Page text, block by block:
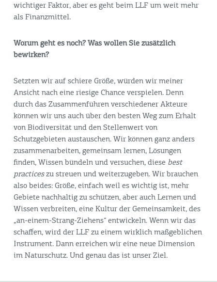
wichtiger Faktor, aber es geht beim LLF um weit mehr
als Finanzmittel.
Worum geht es noch? Was wollen Sie zusätzlich
bewirken?
Setzten wir auf schiere Größe, würden wir meiner
Ansicht nach eine riesige Chance verspielen. Denn
durch das Zusammenführen verschiedener Akteure
können wir uns auch über den besten Weg zum Erhalt
von Biodiversität und den Stellenwert von
Schutzgebieten austauschen. Wir können ganz anders
zusammenarbeiten, gemeinsam lernen, Lösungen
finden, Wissen bündeln und versuchen, diese best
practiceszu streuen und weiterzugeben. Wir brauchen
also beides: Größe, einfach weil es wichtig ist, mehr
Gebiete nachhaltig zu schützen, aber auch Lernen und
Wissen verbreiten, eine Kultur der Gemeinsamkeit, des
„an-einem-Strang-Ziehens“ entwickeln. Wenn wir das
schaffen, wird der LLF zu einem wirklich maßgeblichen
Instrument. Dann erreichen wir eine neue Dimension
im Naturschutz. Und genau das ist unser Ziel.